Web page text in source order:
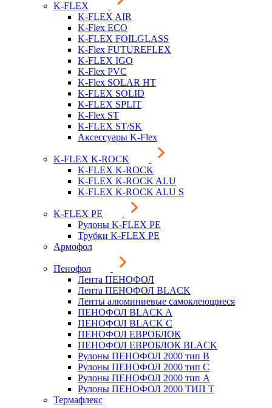
K-FLEX
K-FLEX AIR
K-Flex ECO
K-FLEX FOILGLASS
K-Flex FUTUREFLEX
K-FLEX IGO
K-Flex PVC
K-Flex SOLAR HT
K-FLEX SOLID
K-FLEX SPLIT
K-Flex ST
K-FLEX ST/SK
Аксессуары K-Flex
K-FLEX K-ROCK
K-FLEX K-ROCK
K-FLEX K-ROCK ALU
K-FLEX K-ROCK ALU S
K-FLEX PE
Рулоны K-FLEX PE
Трубки K-FLEX PE
Армофол
Пенофол
Лента ПЕНОФОЛ
Лента ПЕНОФОЛ BLACK
Ленты алюминиевые самоклеющиеся
ПЕНОФОЛ BLACK A
ПЕНОФОЛ BLACK С
ПЕНОФОЛ ЕВРОБЛОК
ПЕНОФОЛ ЕВРОБЛОК BLACK
Рулоны ПЕНОФОЛ 2000 тип B
Рулоны ПЕНОФОЛ 2000 тип C
Рулоны ПЕНОФОЛ 2000 тип А
Рулоны ПЕНОФОЛ 2000 ТИП Т
Термафлекс